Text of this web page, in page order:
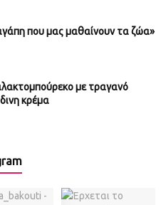
που μας μαθαίνουν τα ζώα»
με τραγανό
κρέμα